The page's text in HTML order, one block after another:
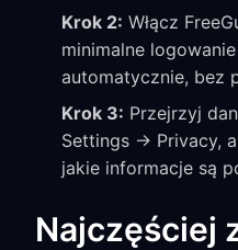
Krok 2: Włącz
minimalne
automatycznie, bez
Krok 3: Przejrzyj
Settings → Privacy,
jakie informacje są
Najczęściej